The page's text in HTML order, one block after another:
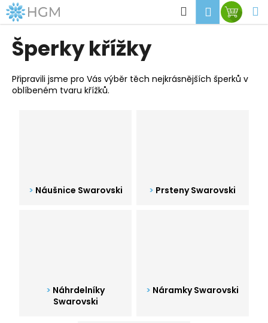
Přejít
na
obsah
Hledat
Šperky křížky
Připravili jsme pro Vás výběr těch nejkrásnějších šperků v
oblíbeném tvaru křížků.
Náušnice Swarovski Prsteny Swarovski
Náhrdelníky
Swarovski
Náramky Swarovski
K
o
o
p